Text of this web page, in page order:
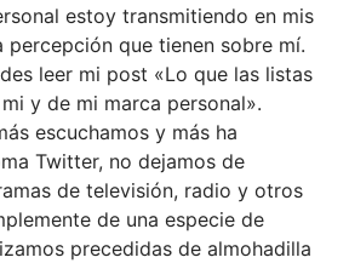
estoy transmitiendo en mis
que tienen sobre mí.
leer mi post «Lo que las listas
y de mi marca personal».
escuchamos y más ha
Twitter, no dejamos de
de televisión, radio y otros
de una especie de
precedidas de almohadilla